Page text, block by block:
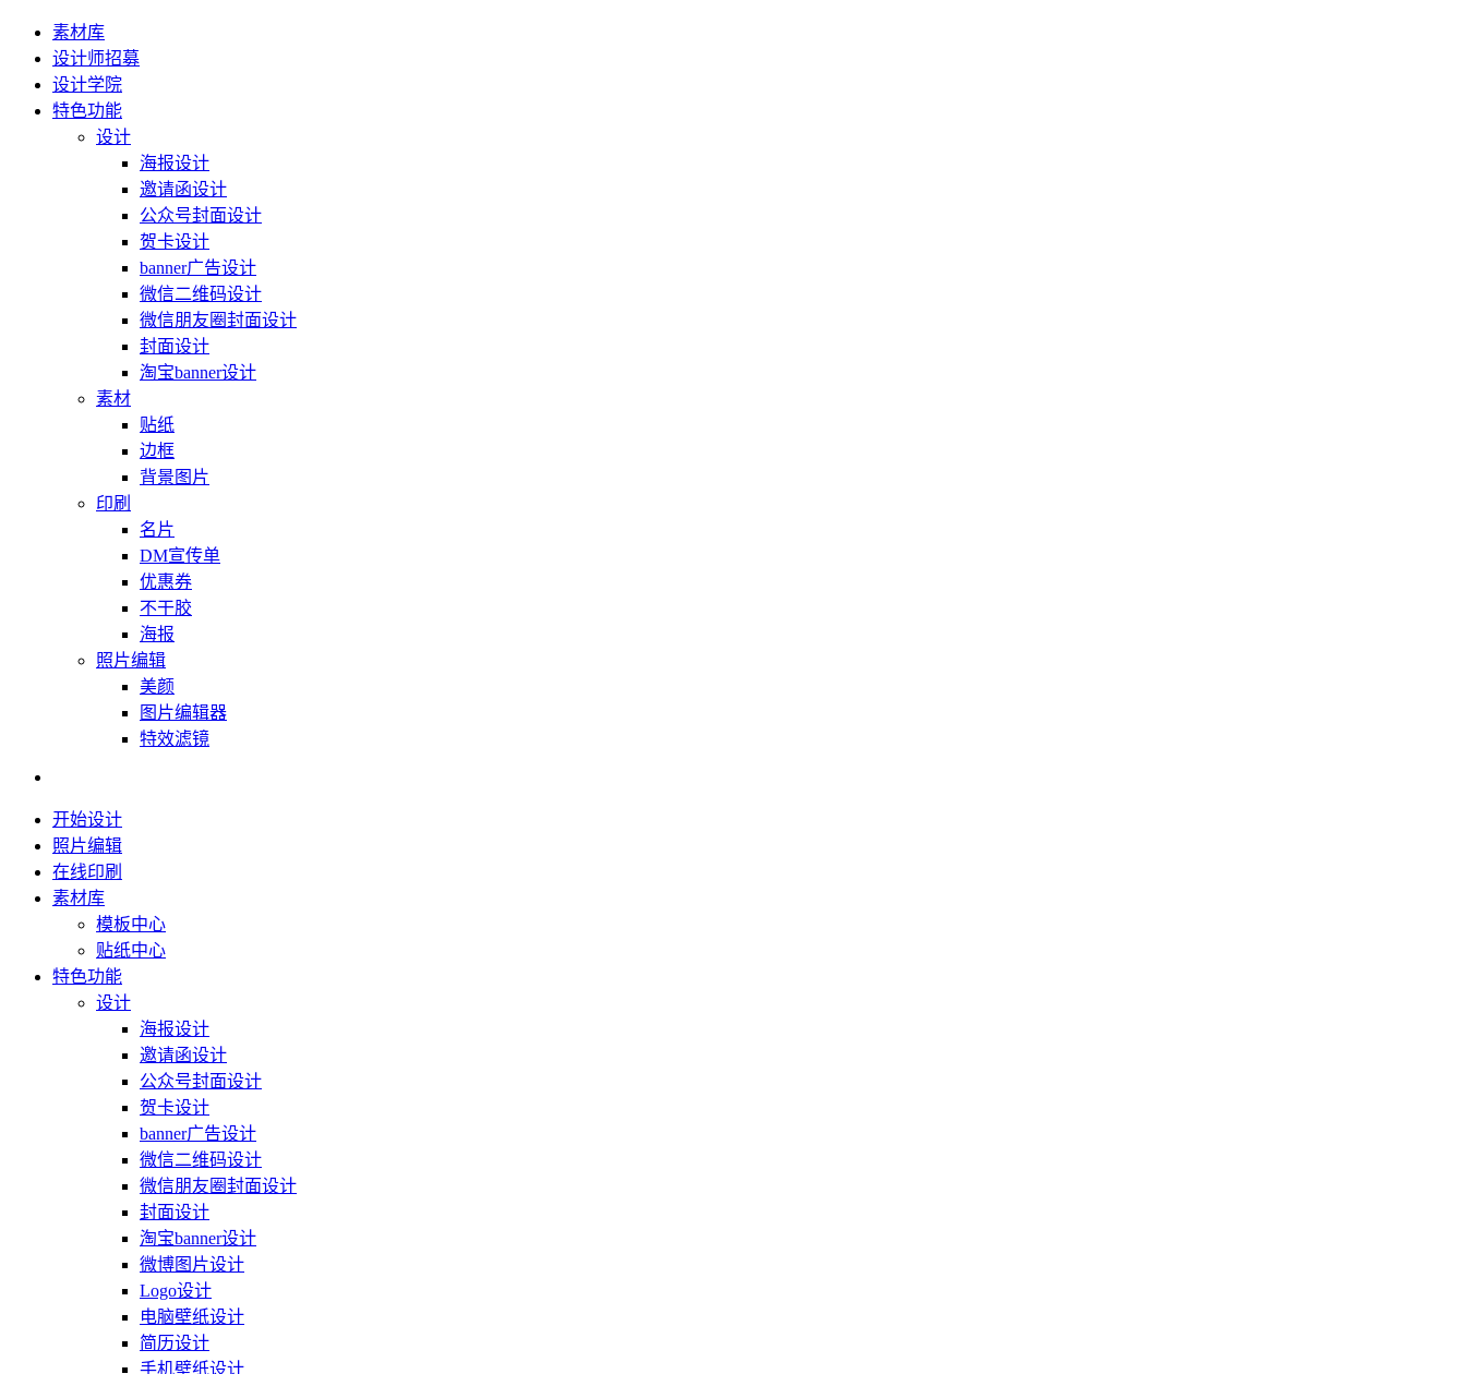
素材库
设计师招募
设计学院
特色功能
设计
海报设计
邀请函设计
公众号封面设计
贺卡设计
banner广告设计
微信二维码设计
微信朋友圈封面设计
封面设计
淘宝banner设计
素材
贴纸
边框
背景图片
印刷
名片
DM宣传单
优惠券
不干胶
海报
照片编辑
美颜
图片编辑器
特效滤镜
开始设计
照片编辑
在线印刷
素材库
模板中心
贴纸中心
特色功能
设计
海报设计
邀请函设计
公众号封面设计
贺卡设计
banner广告设计
微信二维码设计
微信朋友圈封面设计
封面设计
淘宝banner设计
微博图片设计
Logo设计
电脑壁纸设计
简历设计
手机壁纸设计